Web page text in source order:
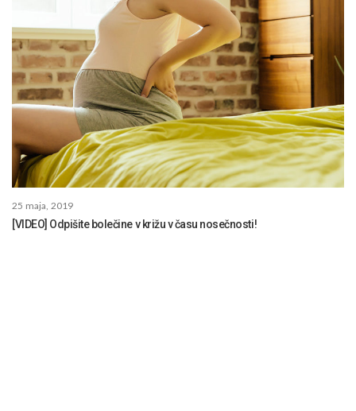
25 maja, 2019
[VIDEO] Odpišite bolečine v križu v času nosečnosti!